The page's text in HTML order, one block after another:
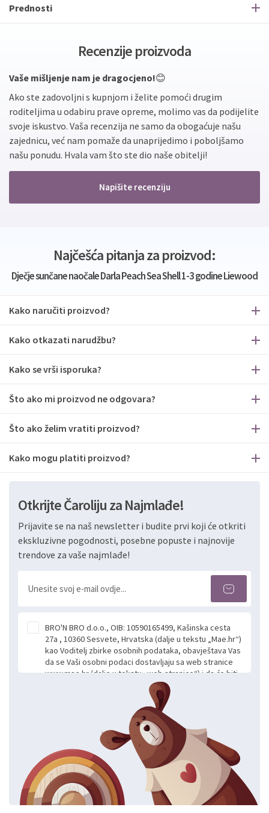
Prednosti
Recenzije proizvoda
Vaše mišljenje nam je dragocjeno!😊
Ako ste zadovoljni s kupnjom i želite pomoći drugim
roditeljima u odabiru prave opreme, molimo vas da podijelite
svoje iskustvo. Vaša recenzija ne samo da obogaćuje našu
zajednicu, već nam pomaže da unaprijedimo i poboljšamo
našu ponudu. Hvala vam što ste dio naše obitelji!
Napišite recenziju
Najčešća pitanja za proizvod:
Dječje sunčane naočale Darla Peach Sea Shell 1-3 godine Liewood
Kako naručiti proizvod?
Kako otkazati narudžbu?
Kako se vrši isporuka?
Što ako mi proizvod ne odgovara?
Što ako želim vratiti proizvod?
Kako mogu platiti proizvod?
Otkrijte Čaroliju za Najmlađe!
Prijavite se na naš newsletter i budite prvi koji će otkriti
ekskluzivne pogodnosti, posebne popuste i najnovije
trendove za vaše najmlađe!
BRO'N BRO d.o.o., OIB: 10590165499, Kašinska cesta
27a , 10360 Sesvete, Hrvatska (dalje u tekstu „Mae.hr“)
kao Voditelj zbirke osobnih podataka, obavještava Vas
da se Vaši osobni podaci dostavljaju sa web stranice
www.mae.hr (dalje u tekstu „web stranice“) i da će biti
obrađeni. Prihvaćanjem ove Izjave smatra se da
slobodno i izričito dajete privolu za prikupljanje i daljnju
obradu Vaših osobnih podataka koje ustupate Mae.hr
putem ovih web stranica u svrhu odgovora i daljnje
komunikacije na Vaš upit poslan kroz kontakt obrazac.
Radi se o dobrovoljnom davanju podataka te ovu
Izjavu niste dužni prihvatiti odnosno niste dužni unositi
svoje osobne podatke u jednu od prijavnih
formi/obrazaca dostupnih na ovim web stranicama.
BRO'N BRO d.o.o. će s Vašim osobnim podacima
postupati sukladno Općoj uredbi o zaštiti podataka